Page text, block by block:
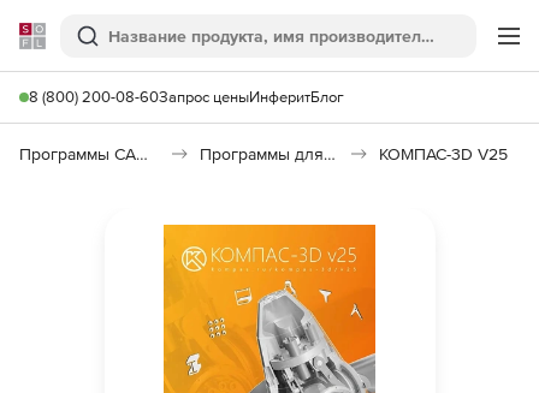
Softline
Поиск
8 (800) 200-08-60Запрос ценыИнферитБлог
Программы САПР и ГИС Программы для машиностроения КОМПАС-3D V25